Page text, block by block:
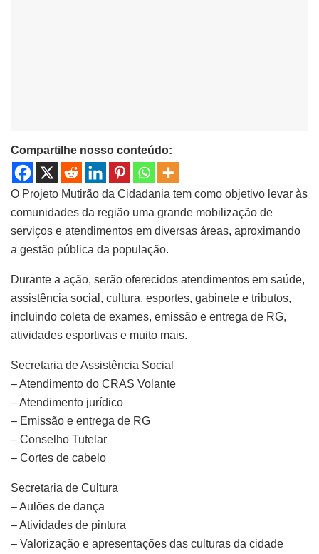
Compartilhe nosso conteúdo:
O Projeto Mutirão da Cidadania tem como objetivo levar às
comunidades da região uma grande mobilização de
serviços e atendimentos em diversas áreas, aproximando
a gestão pública da população.
Durante a ação, serão oferecidos atendimentos em saúde,
assistência social, cultura, esportes, gabinete e tributos,
incluindo coleta de exames, emissão e entrega de RG,
atividades esportivas e muito mais.
Secretaria de Assistência Social
– Atendimento do CRAS Volante
– Atendimento jurídico
– Emissão e entrega de RG
– Conselho Tutelar
– Cortes de cabelo
Secretaria de Cultura
– Aulões de dança
– Atividades de pintura
– Valorização e apresentações das culturas da cidade